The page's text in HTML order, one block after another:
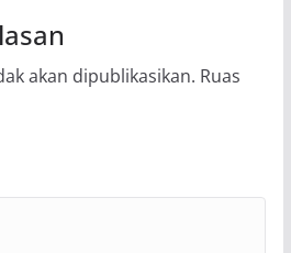
akan dipublikasikan. Ruas